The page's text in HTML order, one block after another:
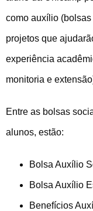
como auxílio
projetos que
experiência
monitoria e
Entre as bolsas
alunos, estão:
Bolsa Auxílio
Bolsa Auxílio
Benefícios